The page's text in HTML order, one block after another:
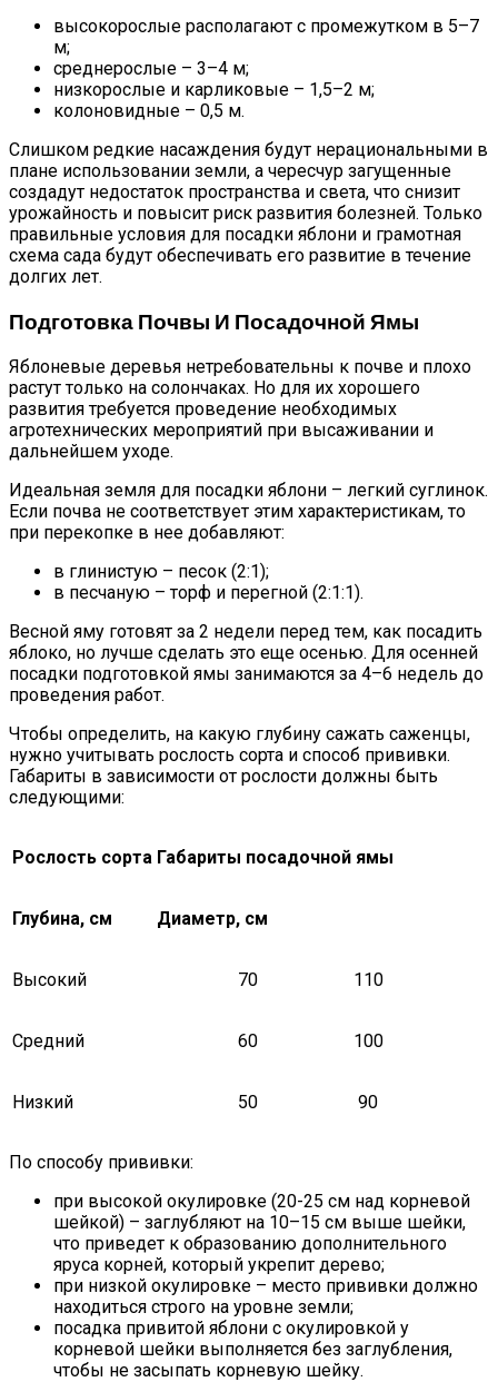
высокорослые располагают с промежутком в 5–7
м;
среднерослые – 3–4 м;
низкорослые и карликовые – 1,5–2 м;
колоновидные – 0,5 м.
Слишком редкие насаждения будут нерациональными в
плане использовании земли, а чересчур загущенные
создадут недостаток пространства и света, что снизит
урожайность и повысит риск развития болезней. Только
правильные условия для посадки яблони и грамотная
схема сада будут обеспечивать его развитие в течение
долгих лет.
Подготовка Почвы И Посадочной Ямы
Яблоневые деревья нетребовательны к почве и плохо
растут только на солончаках. Но для их хорошего
развития требуется проведение необходимых
агротехнических мероприятий при высаживании и
дальнейшем уходе.
Идеальная земля для посадки яблони – легкий суглинок.
Если почва не соответствует этим характеристикам, то
при перекопке в нее добавляют:
в глинистую – песок (2:1);
в песчаную – торф и перегной (2:1:1).
Весной яму готовят за 2 недели перед тем, как посадить
яблоко, но лучше сделать это еще осенью. Для осенней
посадки подготовкой ямы занимаются за 4–6 недель до
проведения работ.
Чтобы определить, на какую глубину сажать саженцы,
нужно учитывать рослость сорта и способ прививки.
Габариты в зависимости от рослости должны быть
следующими:
Рослость сорта Габариты посадочной ямы
Глубина, см Диаметр, см
Высокий 70 110
Средний 60 100
Низкий 50 90
По способу прививки:
при высокой окулировке (20-25 см над корневой
шейкой) – заглубляют на 10–15 см выше шейки,
что приведет к образованию дополнительного
яруса корней, который укрепит дерево;
при низкой окулировке – место прививки должно
находиться строго на уровне земли;
посадка привитой яблони с окулировкой у
корневой шейки выполняется без заглубления,
чтобы не засыпать корневую шейку.